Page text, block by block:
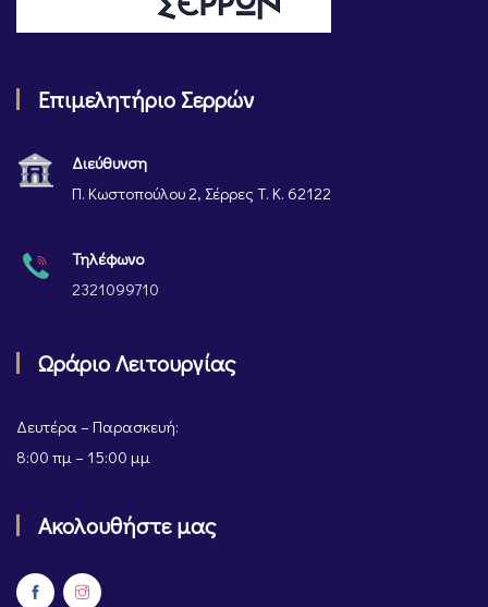
Επιμελητήριο Σερρών
Διεύθυνση
Π. Κωστοπούλου 2, Σέρρες Τ. Κ. 62122
Τηλέφωνο
2321099710
Ωράριο Λειτουργίας
Δευτέρα – Παρασκευή:
8:00 πμ – 15:00 μμ
Ακολουθήστε μας